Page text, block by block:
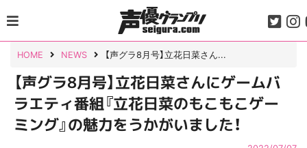
to
content
HOME NEWS 【声グラ8月号】立花日菜さん...
【声グラ8月号】立花日菜さんにゲームバ
ラエティ番組『立花日菜のもこもこゲー
ミング』の魅力をうかがいました！